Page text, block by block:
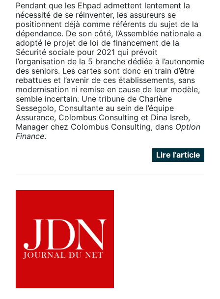
Pendant que les Ehpad admettent lentement la
nécessité de se réinventer, les assureurs se
positionnent déjà comme référents du sujet de la
dépendance. De son côté, l’Assemblée nationale a
adopté le projet de loi de financement de la
Sécurité sociale pour 2021 qui prévoit
l’organisation de la 5 branche dédiée à l’autonomie
des seniors. Les cartes sont donc en train d’être
rebattues et l’avenir de ces établissements, sans
modernisation ni remise en cause de leur modèle,
semble incertain. Une tribune de Charlène
Sessegolo, Consultante au sein de l’équipe
Assurance, Colombus Consulting et Dina Isreb,
Manager chez Colombus Consulting, dans Option
Finance.
Lire l’article